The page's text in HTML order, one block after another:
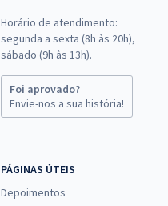
Horário de atendimento:
segunda a sexta (8h às 20h),
sábado (9h às 13h).
Foi aprovado?
Envie-nos a sua história!
PÁGINAS ÚTEIS
Depoimentos